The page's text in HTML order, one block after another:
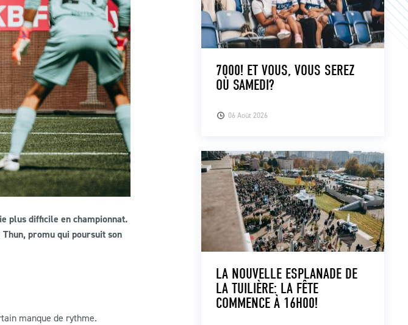
plus difficile en championnat.
promu qui poursuit son
manque de rythme.
06 Août 2026
7000! ET VOUS, VOUS SEREZ
OÙ SAMEDI?
LA NOUVELLE ESPLANADE DE
LA TUILIÈRE: LA FÊTE
COMMENCE À 16H00!